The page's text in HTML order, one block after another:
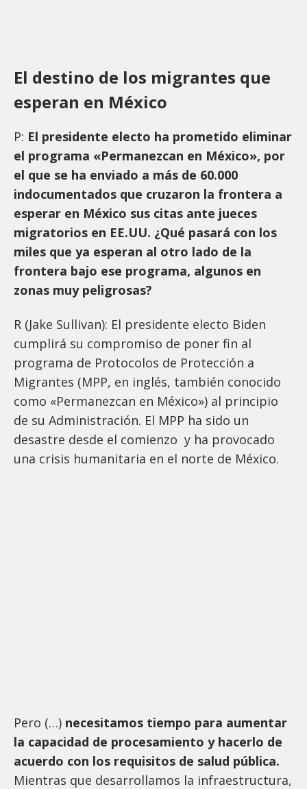
El destino de los migrantes que
esperan en México
P: El presidente electo ha prometido eliminar
el programa «Permanezcan en México», por
el que se ha enviado a más de 60.000
indocumentados que cruzaron la frontera a
esperar en México sus citas ante jueces
migratorios en EE.UU. ¿Qué pasará con los
miles que ya esperan al otro lado de la
frontera bajo ese programa, algunos en
zonas muy peligrosas?
R (Jake Sullivan): El presidente electo Biden
cumplirá su compromiso de poner fin al
programa de Protocolos de Protección a
Migrantes (MPP, en inglés, también conocido
como «Permanezcan en México») al principio
de su Administración. El MPP ha sido un
desastre desde el comienzo y ha provocado
una crisis humanitaria en el norte de México.
Pero (…) necesitamos tiempo para aumentar
la capacidad de procesamiento y hacerlo de
acuerdo con los requisitos de salud pública.
Mientras que desarrollamos la infraestructura,